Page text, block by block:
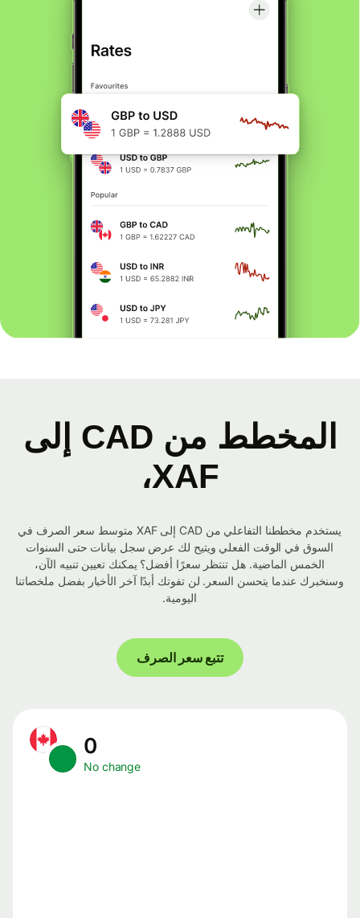
المخطط من CAD إلى
XAF،
يستخدم مخططنا التفاعلي من CAD إلى XAF متوسط ​​سعر الصرف في
السوق في الوقت الفعلي ويتيح لك عرض سجل بيانات حتى السنوات
الخمس الماضية. هل تنتظر سعرًا أفضل؟ يمكنك تعيين تنبيه الآن،
وسنخبرك عندما يتحسن السعر. لن تفوتك أبدًا آخر الأخبار بفضل ملخصاتنا
اليومية.
تتبع سعر الصرف
No change